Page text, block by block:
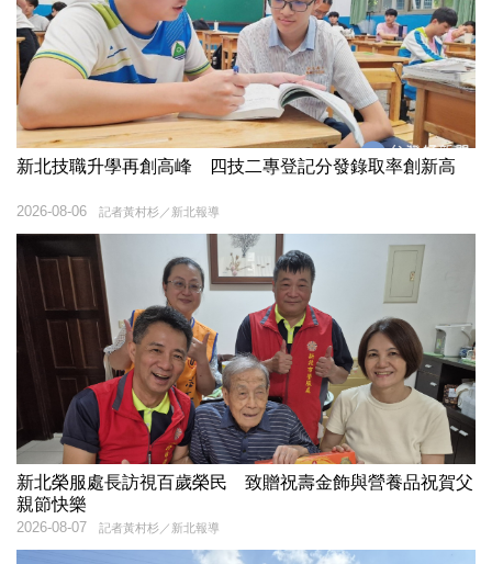
新北技職升學再創高峰 四技二專登記分發錄取率創新高
記者黃村杉／新北報導
2026-08-06
新北榮服處長訪視百歲榮民 致贈祝壽金飾與營養品祝賀父
親節快樂
記者黃村杉／新北報導
2026-08-07